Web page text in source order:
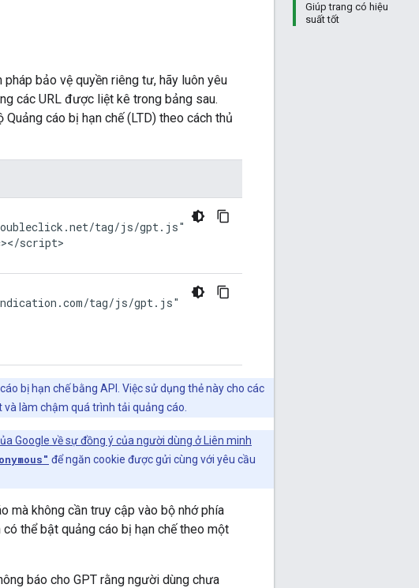
Giúp trang có hiệu
suất tốt
bảo vệ quyền riêng tư, hãy luôn yêu
các URL được liệt kê trong bảng sau.
cáo bị hạn chế (LTD) theo cách thủ
tag/js/gpt.js"
script>
tag/js/gpt.js"
bị hạn chế bằng API. Việc sử dụng thẻ này cho các
làm chậm quá trình tải quảng cáo.
Google về sự đồng ý của người dùng ở Liên minh
để ngăn cookie được gửi cùng với yêu cầu
mà không cần truy cập vào bộ nhớ phía
thể bật quảng cáo bị hạn chế theo một
báo cho GPT rằng người dùng chưa